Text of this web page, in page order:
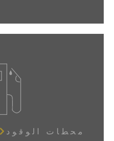
محطات الوقود